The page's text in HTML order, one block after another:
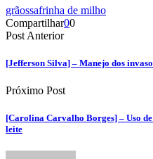
grãossafrinha de milho
Compartilhar00
Post Anterior
[Jefferson Silva] – Manejo dos
Próximo Post
[Carolina Carvalho Borges] – Uso
leite